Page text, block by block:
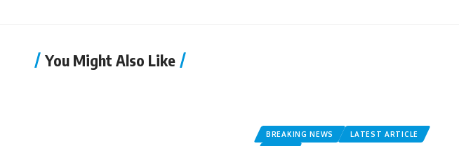
You Might Also Like
BREAKING NEWS
LATEST ARTICLE